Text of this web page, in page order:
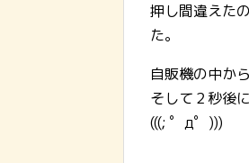
押し間違えた
た。
自販機の中か
そして２秒後
(((; ゜д゜)))